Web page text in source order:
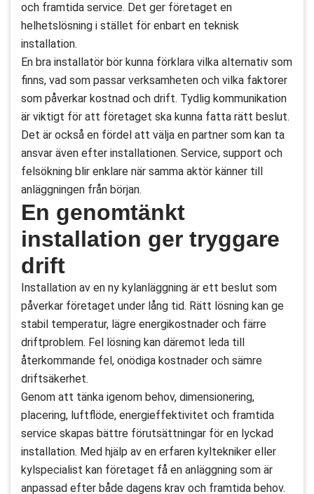
och framtida service. Det ger företaget en
helhetslösning i stället för enbart en teknisk
installation.
En bra installatör bör kunna förklara vilka alternativ som
finns, vad som passar verksamheten och vilka faktorer
som påverkar kostnad och drift. Tydlig kommunikation
är viktigt för att företaget ska kunna fatta rätt beslut.
Det är också en fördel att välja en partner som kan ta
ansvar även efter installationen. Service, support och
felsökning blir enklare när samma aktör känner till
anläggningen från början.
En genomtänkt
installation ger tryggare
drift
Installation av en ny kylanläggning är ett beslut som
påverkar företaget under lång tid. Rätt lösning kan ge
stabil temperatur, lägre energikostnader och färre
driftproblem. Fel lösning kan däremot leda till
återkommande fel, onödiga kostnader och sämre
driftsäkerhet.
Genom att tänka igenom behov, dimensionering,
placering, luftflöde, energieffektivitet och framtida
service skapas bättre förutsättningar för en lyckad
installation. Med hjälp av en erfaren kyltekniker eller
kylspecialist kan företaget få en anläggning som är
anpassad efter både dagens krav och framtida behov.